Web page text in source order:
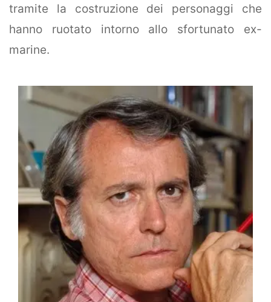
tramite la costruzione dei personaggi che
hanno ruotato intorno allo sfortunato ex-
marine.
some
will
from the
Marketing
By sharing
interests
and
behavior as
you visit our
site, you
increase the
chance of
personalized
content and
offers.